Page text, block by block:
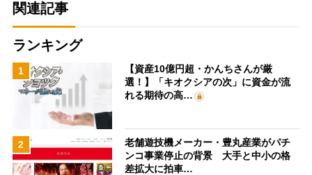
関連記事
ランキング
1
【資産10億円超・かんちさんが厳
選！】「キオクシアの次」に資金が流
れる期待の高…
2
老舗遊技機メーカー・豊丸産業がパチ
ンコ事業停止の背景 大手と中小の格
差拡大に拍車…